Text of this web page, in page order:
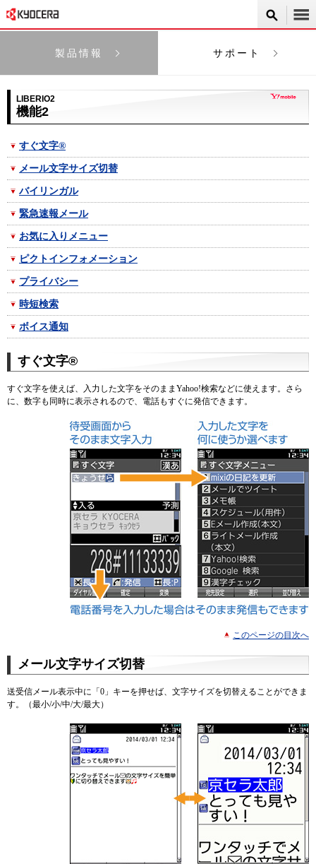
製品情報 サポート
LIBERIO2
機能2
すぐ文字®
メール文字サイズ切替
バイリンガル
緊急速報メール
お気に入りメニュー
ピクトインフォメーション
プライバシー
時短検索
ボイス通知
すぐ文字®
すぐ文字を使えば、入力した文字をそのままYahoo!検索などに使えます。さら
に、数字も同時に表示されるので、電話もすぐに発信できます。
このページの目次へ
メール文字サイズ切替
送受信メール表示中に「0」キーを押せば、文字サイズを切替えることができま
す。（最小/小/中/大/最大）